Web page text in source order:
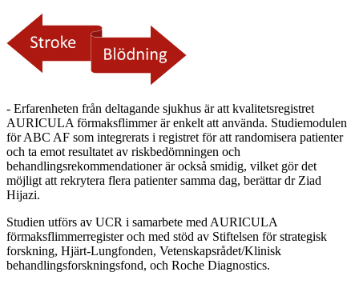
- Erfarenheten från deltagande sjukhus är att kvalitetsregistret
AURICULA förmaksflimmer är enkelt att använda. Studiemodulen
för ABC AF som integrerats i registret för att randomisera patienter
och ta emot resultatet av riskbedömningen och
behandlingsrekommendationer är också smidig, vilket gör det
möjligt att rekrytera flera patienter samma dag, berättar dr Ziad
Hijazi.
Studien utförs av UCR i samarbete med AURICULA
förmaksflimmerregister och med stöd av Stiftelsen för strategisk
forskning, Hjärt-Lungfonden, Vetenskapsrådet/Klinisk
behandlingsforskningsfond, och Roche Diagnostics.